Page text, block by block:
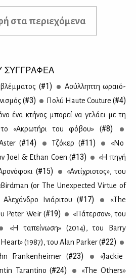
στα περιεχόμενα
ΣΥΓΓΡΑΦΕΑ
(#1)
Ασύλ­λη­πτη ωραιό­
(#3) Πο­λύ Haute Couture (#4)
ένα κτή­νος μπο­ρεί να γε­λά­ει με τη
το «Ακρω­τή­ρι του φό­βου» (#8)
(#14) Tζό­κερ (#11)
«No
Joel & Ethan Coen (#13)
«Η πη­γή
(#15)
«Αντί­χρι­στος», του
(or The Unexpected Virtue of
Ινιά­ρι­του (#17)
«The
Peter Weir (#19)
«Πά­τερ­σον», του
«Η τα­πεί­νω­ση» (2014), του Barry
(1987), του Alan Parker (#22)
Frankenheimer (#23)
«Jackie
Tarantino (#24)
«The Others»